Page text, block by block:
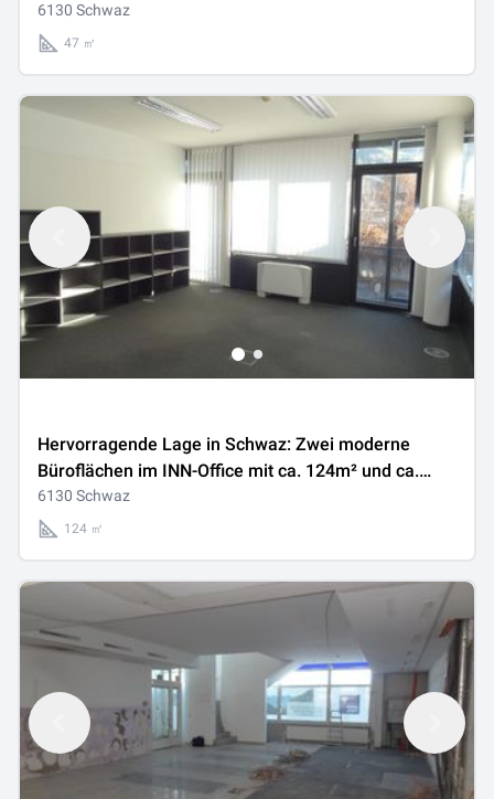
6130 Schwaz
47 ㎡
Hervorragende Lage in Schwaz: Zwei moderne
Büroflächen im INN-Office mit ca. 124m² und ca.
216m² gelangen zur Neuvermietung
6130 Schwaz
124 ㎡